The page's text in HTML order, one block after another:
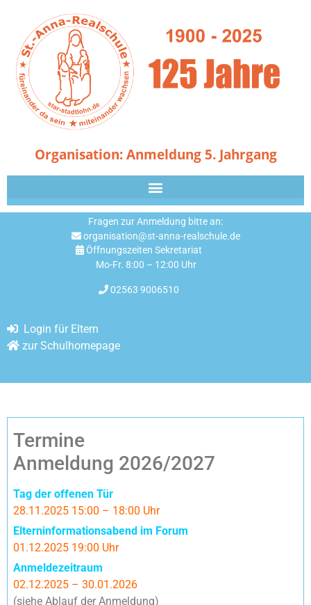
Organisation: Anmeldung 5. Jahrgang
Fragen zur Anmeldung bitte an:
organisation@st-anna-realschule.de
Öffnungszeiten Sekretariat
Mo-Fr. 8:00 – 12:00 Uhr
02563 9006510
Login für Eltern
zur Schulhomepage
Termine
Anmeldung 2026/2027
Tag der offenen Tür
28.11.2025 15:00 – 18:00 Uhr
Elterninformationsabend im Forum
01.12.2025 19:00 Uhr
Anmeldezeitraum
02.12.2025 – 30.01.2026
(siehe Ablauf der Anmeldung)